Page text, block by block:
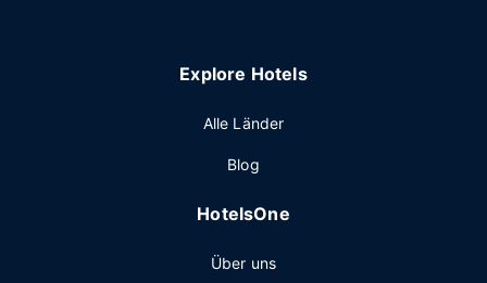
Explore Hotels
Alle Länder
Blog
HotelsOne
Über uns